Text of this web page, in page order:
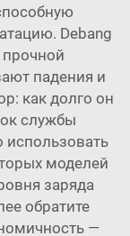
Debang
падения и
как долго он
службы
использовать
моделей
заряда
обратите
—